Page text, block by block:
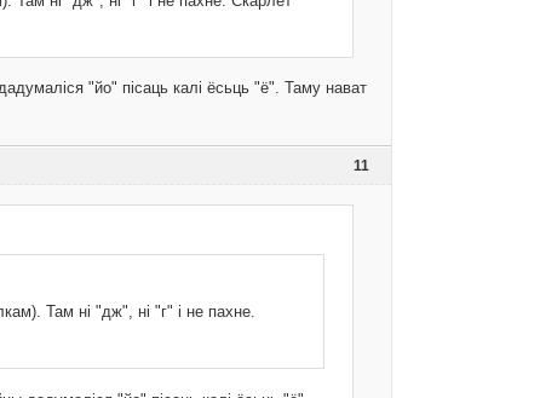
"йо" пісаць калі ёсьць "ё". Таму нават
11
Там ні "дж", ні "г" і не пахне.